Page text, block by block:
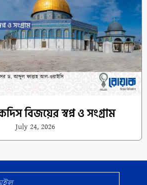
বিজয়ের স্বপ্ন ও সংগ্রাম
July 24, 2026